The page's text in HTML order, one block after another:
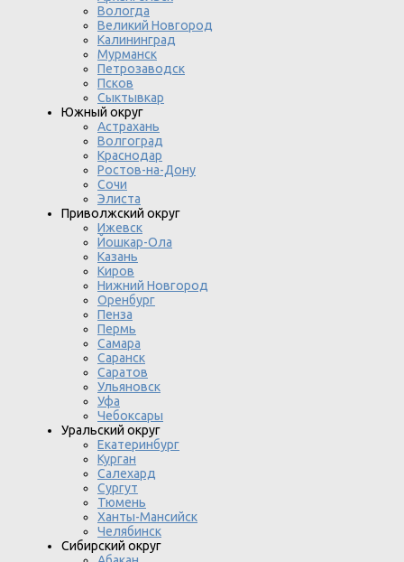
Вологда
Великий Новгород
Калининград
Мурманск
Петрозаводск
Псков
Сыктывкар
Южный округ
Астрахань
Волгоград
Краснодар
Ростов-на-Дону
Сочи
Элиста
Приволжский округ
Ижевск
Йошкар-Ола
Казань
Киров
Нижний Новгород
Оренбург
Пенза
Пермь
Самара
Саранск
Саратов
Ульяновск
Уфа
Чебоксары
Уральский округ
Екатеринбург
Курган
Салехард
Сургут
Тюмень
Ханты-Мансийск
Челябинск
Сибирский округ